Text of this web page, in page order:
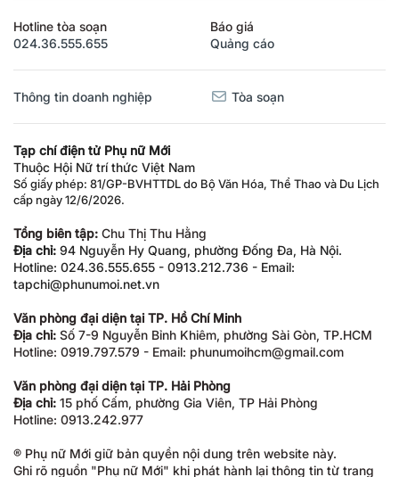
Hotline tòa soạn
024.36.555.655
Báo giá
Quảng cáo
Thông tin doanh nghiệp Tòa soạn
Tạp chí điện tử Phụ nữ Mới
Thuộc Hội Nữ trí thức Việt Nam
Số giấy phép: 81/GP-BVHTTDL do Bộ Văn Hóa, Thể Thao và Du Lịch
cấp ngày 12/6/2026.
Tổng biên tập: Chu Thị Thu Hằng
Địa chỉ: 94 Nguyễn Hy Quang, phường Đống Đa, Hà Nội.
Hotline: 024.36.555.655 - 0913.212.736 - Email:
tapchi@phunumoi.net.vn
Văn phòng đại diện tại TP. Hồ Chí Minh
Địa chỉ: Số 7-9 Nguyễn Bỉnh Khiêm, phường Sài Gòn, TP.HCM
Hotline: 0919.797.579 - Email: phunumoihcm@gmail.com
Văn phòng đại diện tại TP. Hải Phòng
Địa chỉ: 15 phố Cấm, phường Gia Viên, TP Hải Phòng
Hotline: 0913.242.977
® Phụ nữ Mới giữ bản quyền nội dung trên website này.
Ghi rõ nguồn "Phụ nữ Mới" khi phát hành lại thông tin từ trang